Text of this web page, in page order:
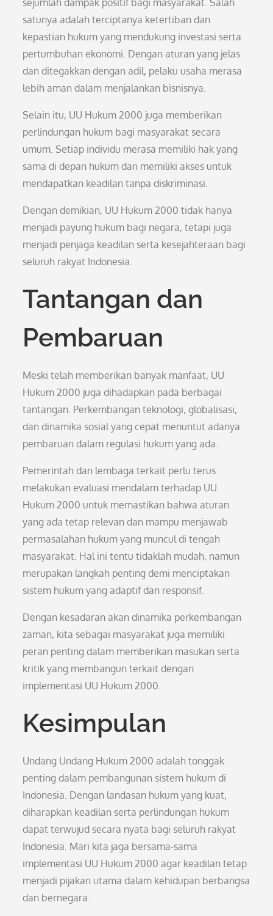
sejumlah dampak positif bagi masyarakat. Salah
satunya adalah terciptanya ketertiban dan
kepastian hukum yang mendukung investasi serta
pertumbuhan ekonomi. Dengan aturan yang jelas
dan ditegakkan dengan adil, pelaku usaha merasa
lebih aman dalam menjalankan bisnisnya.
Selain itu, UU Hukum 2000 juga memberikan
perlindungan hukum bagi masyarakat secara
umum. Setiap individu merasa memiliki hak yang
sama di depan hukum dan memiliki akses untuk
mendapatkan keadilan tanpa diskriminasi.
Dengan demikian, UU Hukum 2000 tidak hanya
menjadi payung hukum bagi negara, tetapi juga
menjadi penjaga keadilan serta kesejahteraan bagi
seluruh rakyat Indonesia.
Tantangan dan
Pembaruan
Meski telah memberikan banyak manfaat, UU
Hukum 2000 juga dihadapkan pada berbagai
tantangan. Perkembangan teknologi, globalisasi,
dan dinamika sosial yang cepat menuntut adanya
pembaruan dalam regulasi hukum yang ada.
Pemerintah dan lembaga terkait perlu terus
melakukan evaluasi mendalam terhadap UU
Hukum 2000 untuk memastikan bahwa aturan
yang ada tetap relevan dan mampu menjawab
permasalahan hukum yang muncul di tengah
masyarakat. Hal ini tentu tidaklah mudah, namun
merupakan langkah penting demi menciptakan
sistem hukum yang adaptif dan responsif.
Dengan kesadaran akan dinamika perkembangan
zaman, kita sebagai masyarakat juga memiliki
peran penting dalam memberikan masukan serta
kritik yang membangun terkait dengan
implementasi UU Hukum 2000.
Kesimpulan
Undang Undang Hukum 2000 adalah tonggak
penting dalam pembangunan sistem hukum di
Indonesia. Dengan landasan hukum yang kuat,
diharapkan keadilan serta perlindungan hukum
dapat terwujud secara nyata bagi seluruh rakyat
Indonesia. Mari kita jaga bersama-sama
implementasi UU Hukum 2000 agar keadilan tetap
menjadi pijakan utama dalam kehidupan berbangsa
dan bernegara.